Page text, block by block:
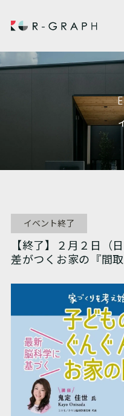
イベント終了
【終了】２月２日（
差がつくお家の『間